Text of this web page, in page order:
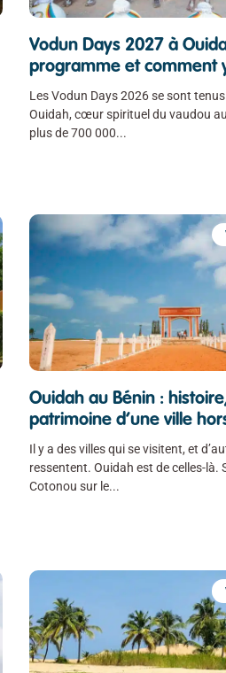
Vodun Days 2027 à
programme et comment
Les Vodun Days 2026 se sont
Ouidah, cœur spirituel du vaudou
plus de 700 000
Ouidah au Bénin :
patrimoine d’une ville
Il y a des villes qui se visitent, et
ressentent. Ouidah est de celles-là.
Cotonou sur le